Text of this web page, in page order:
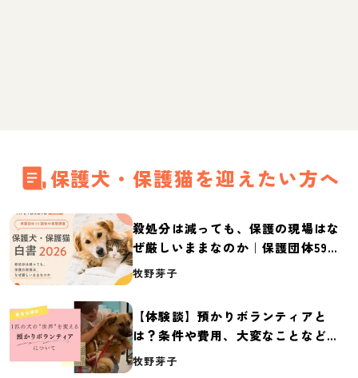
保護犬・保護猫を迎えたい方へ
殺処分は減っても、保護の現場はな
ぜ厳しいままなのか｜保護団体59団
体の実態調査【保護犬・保護猫白書
牧野芽子
【体験談】預かりボランティアと
は？条件や費用、大変なことなど紹
介
牧野芽子